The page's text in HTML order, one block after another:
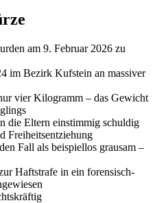
am 9. Februar 2026 zu
im Bezirk Kufstein an massiver
vier Kilogramm – das Gewicht
die Eltern einstimmig schuldig
Freiheitsentziehung
Fall als beispiellos grausam –
Haftstrafe in ein forensisch-